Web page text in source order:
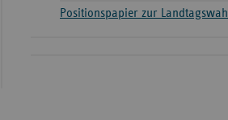
Positionspapier zur Landtagswahl